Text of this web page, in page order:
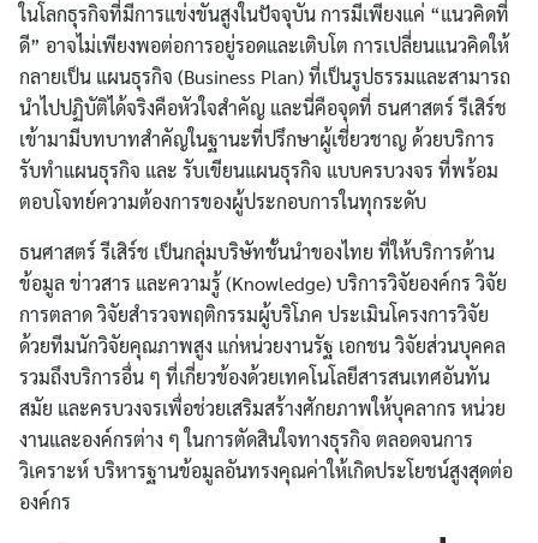
ไทย
English
ในโลกธุรกิจที่มีการแข่งขันสูงในปัจจุบัน การมีเพียงแค่ “แนวคิดที่
ดี” อาจไม่เพียงพอต่อการอยู่รอดและเติบโต การเปลี่ยนแนวคิดให้
กลายเป็น แผนธุรกิจ (Business Plan) ที่เป็นรูปธรรมและสามารถ
นำไปปฏิบัติได้จริงคือหัวใจสำคัญ และนี่คือจุดที่ ธนศาสตร์ รีเสิร์ช
เข้ามามีบทบาทสำคัญในฐานะที่ปรึกษาผู้เชี่ยวชาญ ด้วยบริการ
รับทำแผนธุรกิจ และ รับเขียนแผนธุรกิจ แบบครบวงจร ที่พร้อม
ตอบโจทย์ความต้องการของผู้ประกอบการในทุกระดับ
ธนศาสตร์ รีเสิร์ช เป็นกลุ่มบริษัทชั้นนำของไทย ที่ให้บริการด้าน
ข้อมูล ข่าวสาร และความรู้ (Knowledge) บริการวิจัยองค์กร วิจัย
การตลาด วิจัยสำรวจพฤติกรรมผู้บริโภค ประเมินโครงการวิจัย
ด้วยทีมนักวิจัยคุณภาพสูง แก่หน่วยงานรัฐ เอกชน วิจัยส่วนบุคคล
รวมถึงบริการอื่น ๆ ที่เกี่ยวข้องด้วยเทคโนโลยีสารสนเทศอันทัน
สมัย และครบวงจรเพื่อช่วยเสริมสร้างศักยภาพให้บุคลากร หน่วย
งานและองค์กรต่าง ๆ ในการตัดสินใจทางธุรกิจ ตลอดจนการ
วิเคราะห์ บริหารฐานข้อมูลอันทรงคุณค่าให้เกิดประโยชน์สูงสุดต่อ
องค์กร